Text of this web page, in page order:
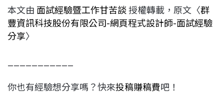
本文由 面試經驗暨工作甘苦談授權轉載，原文〈群
豐資訊科技股份有限公司-網頁程式設計師-面試經驗
分享〉
你也有經驗想分享嗎？快來投稿賺稿費吧！